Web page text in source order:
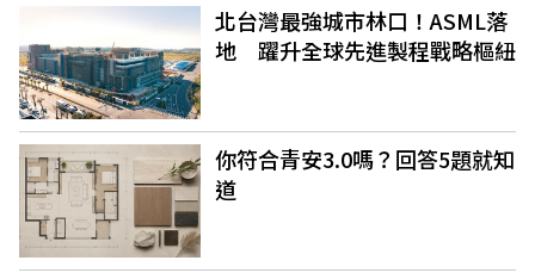
北台灣最強城市林口！ASML落
地 躍升全球先進製程戰略樞紐
你符合青安3.0嗎？回答5題就知
道